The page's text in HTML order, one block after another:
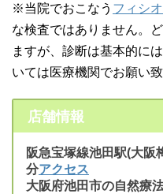
※当院でおこなう フィシ
な検査ではありません。
ますが、診断は基本的に
いては医療機関でお願い致
店舗情報
阪急宝塚線池田駅(大阪
分アクセス
大阪府池田市の自然療